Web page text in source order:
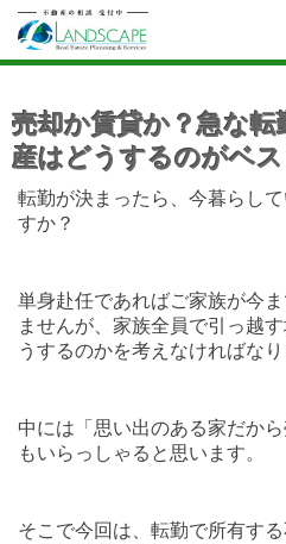
売却か賃貸か？急な
産はどうするのがベス
転勤が決まったら、今暮らし
すか？
単身赴任であればご家族が今
ませんが、家族全員で引っ越
うするのかを考えなければなり
中には「思い出のある家だか
もいらっしゃると思います。
そこで今回は、転勤で所有す